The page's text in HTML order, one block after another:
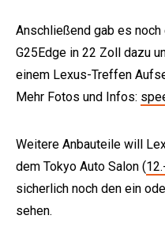
Anschließend gab es noch
G25Edge in 22 Zoll dazu
einem Lexus-Treffen
Mehr Fotos und Infos:
Weitere Anbauteile will
dem Tokyo Auto Salon (
sicherlich noch den ein
sehen.